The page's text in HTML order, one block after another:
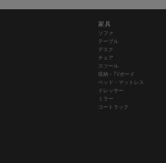
家具
ソファ
テーブル
デスク
チェア
スツール
収納・TVボード
ベッド・マットレス
ドレッサー
ミラー
コートラック